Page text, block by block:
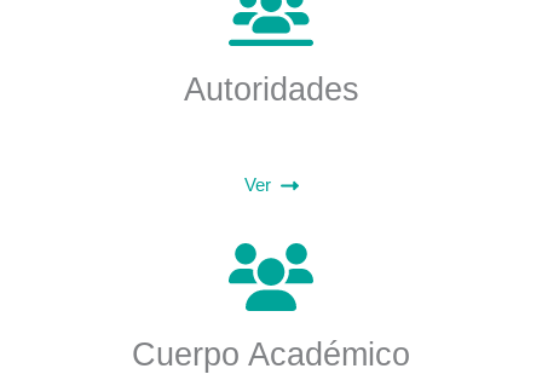
Autoridades
Ver
Cuerpo Académico